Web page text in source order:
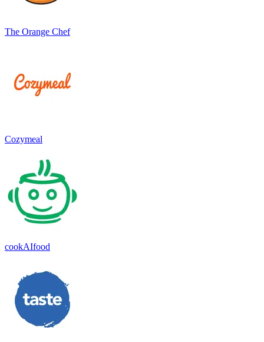
The Orange Chef
Cozymeal
cookAIfood